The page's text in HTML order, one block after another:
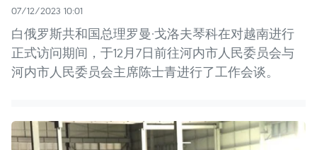
07/12/2023 10:01
白俄罗斯共和国总理罗曼·戈洛夫琴科在对越南进行
正式访问期间，于12月7日前往河内市人民委员会与
河内市人民委员会主席陈士青进行了工作会谈。